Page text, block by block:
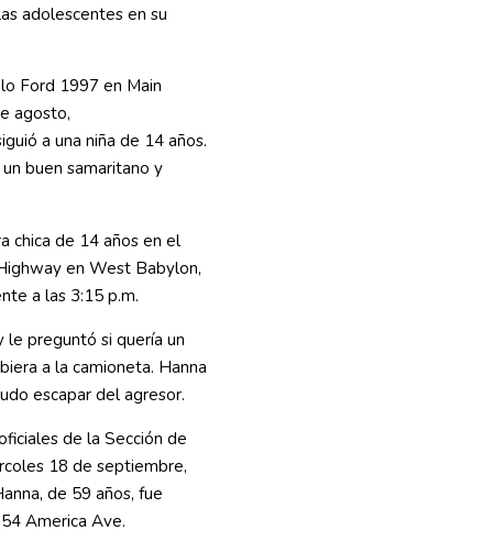
adolescentes en su
Ford 1997 en Main
agosto,
a una niña de 14 años.
buen samaritano y
chica de 14 años en el
en West Babylon,
a las 3:15 p.m.
le preguntó si quería un
a la camioneta. Hanna
escapar del agresor.
de la Sección de
18 de septiembre,
de 59 años, fue
America Ave.